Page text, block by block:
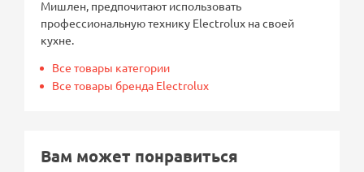
Мишлен, предпочитают использовать
профессиональную технику Electrolux на своей
кухне.
Все товары категории
Все товары бренда Electrolux
Вам может понравиться